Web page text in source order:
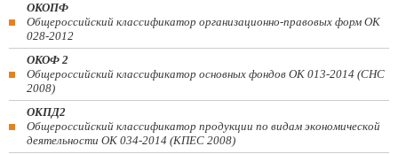
ОКОПФ
Общероссийский классификатор организационно-правовых форм ОК
028-2012
ОКОФ 2
Общероссийский классификатор основных фондов ОК 013-2014 (СНС
2008)
ОКПД2
Общероссийский классификатор продукции по видам экономической
деятельности ОК 034-2014 (КПЕС 2008)